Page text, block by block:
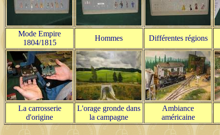
Mode Empire
1804/1815
Hommes Différentes régions
La carrosserie
d'origine
L'orage gronde dans
la campagne
Ambiance
américaine